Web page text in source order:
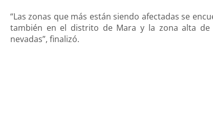
“Las zonas que más están siendo afectadas se
también en el distrito de Mara y la zona alta de
nevadas”, finalizó.